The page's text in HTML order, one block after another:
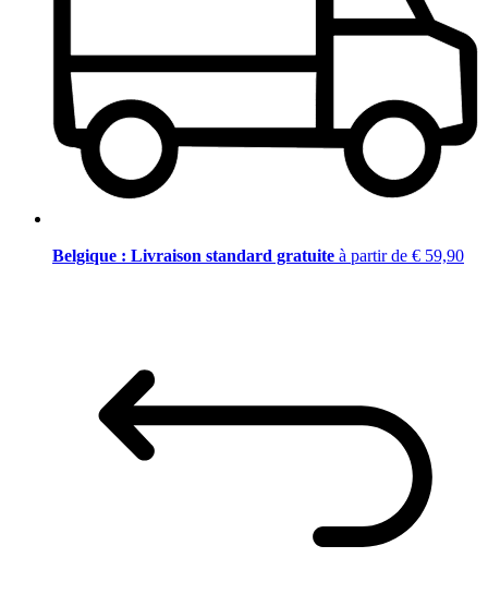
Belgique : Livraison standard gratuite à partir de € 59,90